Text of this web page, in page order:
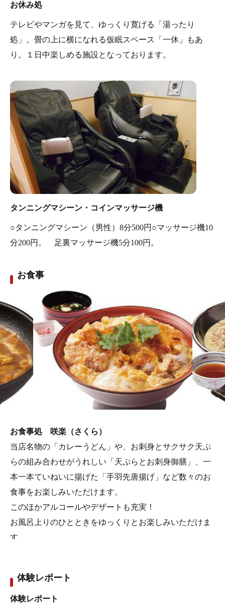
お休み処
テレビやマンガを見て、ゆっくり寛げる「湯ったり
処」。畳の上に横になれる仮眠スペース「一休」もあ
り。１日中楽しめる施設となっております。
タンニングマシーン・コインマッサージ機
○タンニングマシーン（男性）8分500円○マッサージ機10
分200円。 足裏マッサージ機5分100円。
お食事
お食事処 咲楽（さくら）
当店名物の「カレーうどん」や、お刺身とサクサク天ぷ
らの組み合わせがうれしい「天ぷらとお刺身御膳」、一
本一本ていねいに揚げた「手羽先唐揚げ」など数々のお
食事をお楽しみいただけます。
このほかアルコールやデザートも充実！
お風呂上りのひとときをゆっくりとお楽しみいただけま
す。
体験レポート
体験レポート